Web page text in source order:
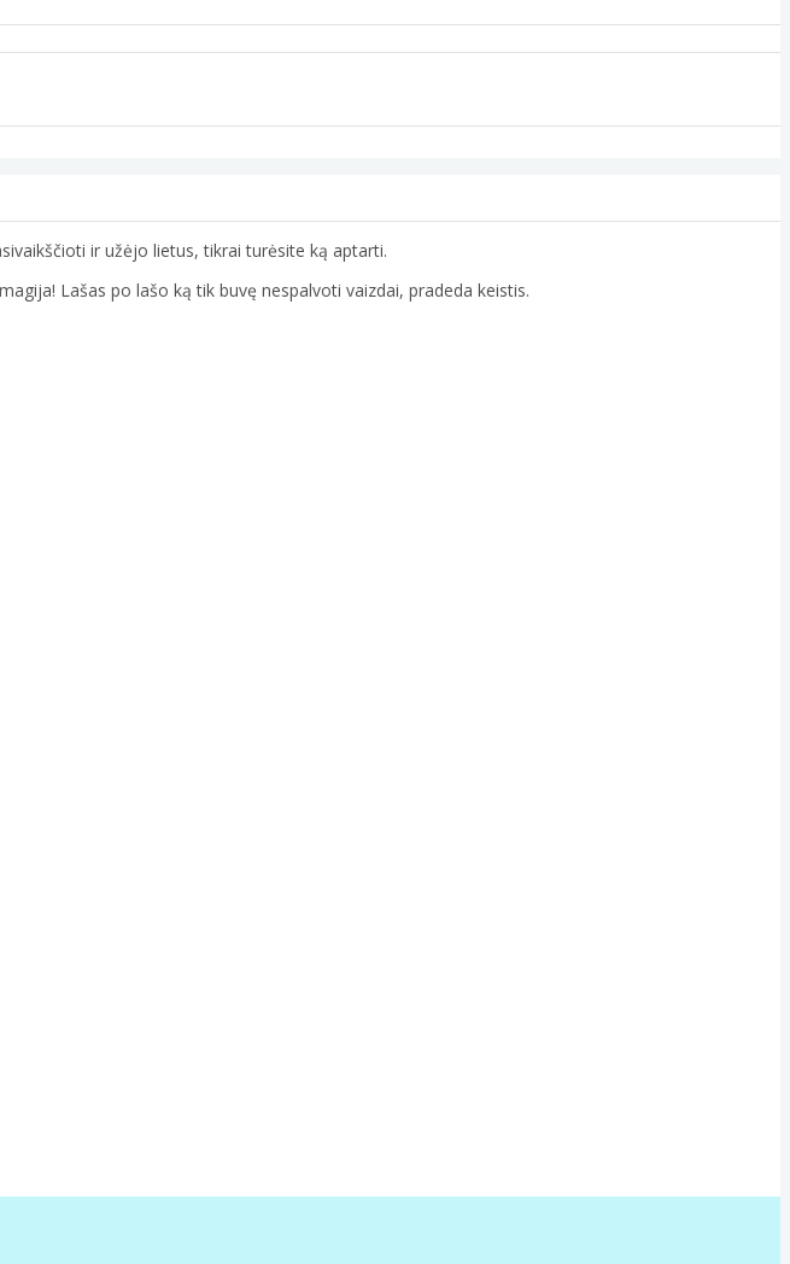
ir užėjo lietus, tikrai turėsite ką aptarti.
Lašas po lašo ką tik buvę nespalvoti vaizdai, pradeda keistis.